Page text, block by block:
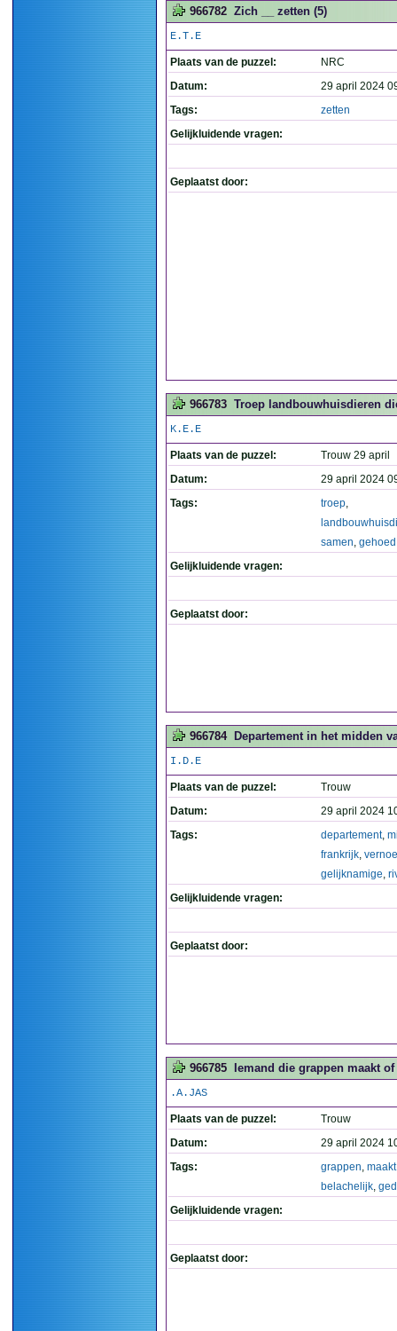
966782 Zich __ zetten (5)
E.T.E
Plaats van de puzzel:
NRC
Datum:
29 april 2024
Tags:
zetten
Gelijkluidende vragen:
Geplaatst door:
966783 Troep landbouwhuisdieren
K.E.E
Plaats van de puzzel:
Trouw 29 april
Datum:
29 april 2024
Tags:
troep,
samen, gehoed
Gelijkluidende vragen:
Geplaatst door:
966784 Departement in het midden
I.D.E
Plaats van de puzzel:
Trouw
Datum:
29 april 2024
Tags:
departement,
frankrijk,
gelijknamige,
Gelijkluidende vragen:
Geplaatst door:
966785 Iemand die grappen maakt
.A.JAS
Plaats van de puzzel:
Trouw
Datum:
29 april 2024
Tags:
grappen, maakt
belachelijk,
Gelijkluidende vragen:
Geplaatst door: